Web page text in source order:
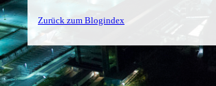
Zurück zum Blogindex